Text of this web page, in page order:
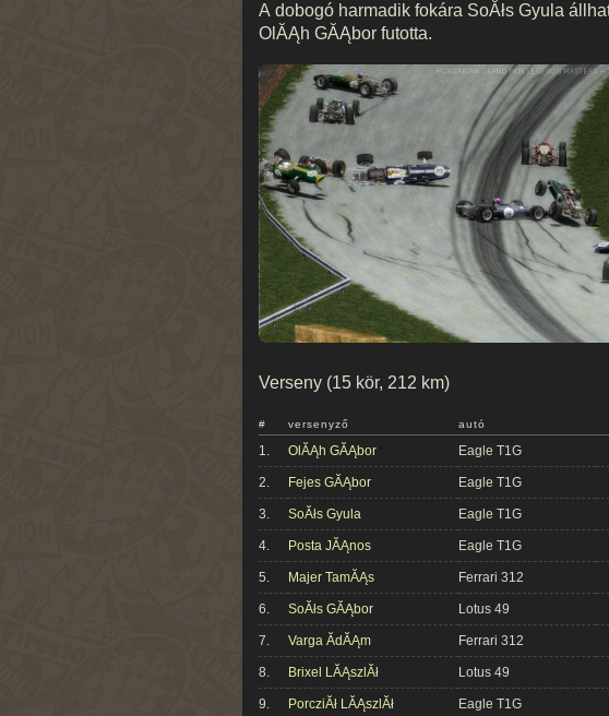
A dobogó harmadik fokára SoĂłs Gyula
OlĂĄh GĂĄbor futotta.
Verseny (15 kör, 212 km)
# versenyző autó
1. OlĂĄh GĂĄbor Eagle T1G
2. Fejes GĂĄbor Eagle T1G
3. SoĂłs Gyula Eagle T1G
4. Posta JĂĄnos Eagle T1G
5. Majer TamĂĄs Ferrari 312
6. SoĂłs GĂĄbor Lotus 49
7. Varga ĂdĂĄm Ferrari 312
8. Brixel LĂĄszlĂł Lotus 49
9. PorcziĂł LĂĄszlĂł Eagle T1G